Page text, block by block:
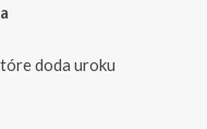
doda uroku